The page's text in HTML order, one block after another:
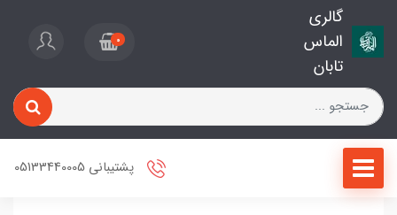
گالری
الماس
تابان
0
پشتیبانی 05133440005